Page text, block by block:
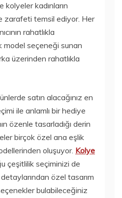
kolyeler kadınların
zarafeti temsil ediyor. Her
rahatlıkla
model seçeneği sunan
üzerinden rahatlıkla
satın alacağınız en
ile anlamlı bir hediye
özenle tasarladığı derin
birçok özel ana eşlik
oluşuyor. Kolye
çeşitlilik seçiminizi de
özel tasarım
bulabileceğiniz